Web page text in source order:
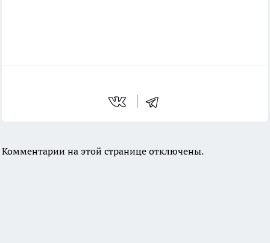
Комментарии на этой странице отключены.